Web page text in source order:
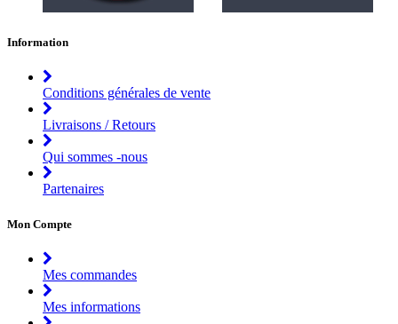
Information
Conditions générales de vente
Livraisons / Retours
Qui sommes -nous
Partenaires
Mon Compte
Mes commandes
Mes informations